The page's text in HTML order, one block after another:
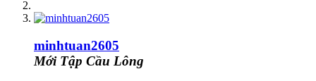
minhtuan2605
Mới Tập Cầu Lông